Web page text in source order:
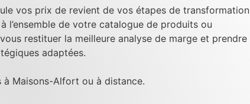
vos prix de revient de vos étapes de transformation
l’ensemble de votre catalogue de produits ou
restituer la meilleure analyse de marge et prendre
adaptées.
à Maisons-Alfort ou à distance.